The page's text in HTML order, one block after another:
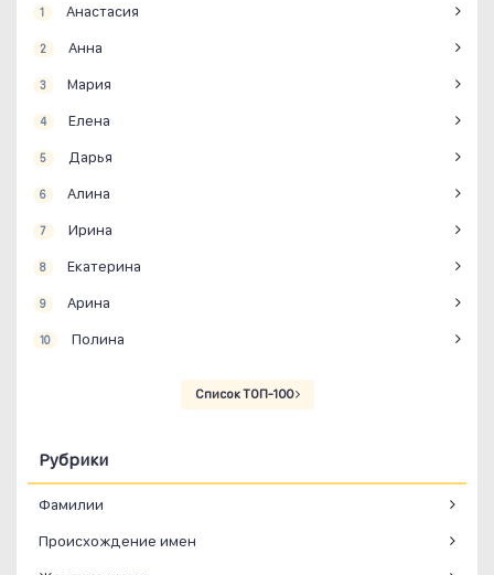
1 Анастасия
2 Анна
3 Мария
4 Елена
5 Дарья
6 Алина
7 Ирина
8 Екатерина
9 Арина
10 Полина
Список ТОП-100
Рубрики
Фамилии
Происхождение имен